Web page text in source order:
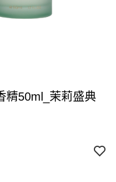
精50ml_茉莉盛典